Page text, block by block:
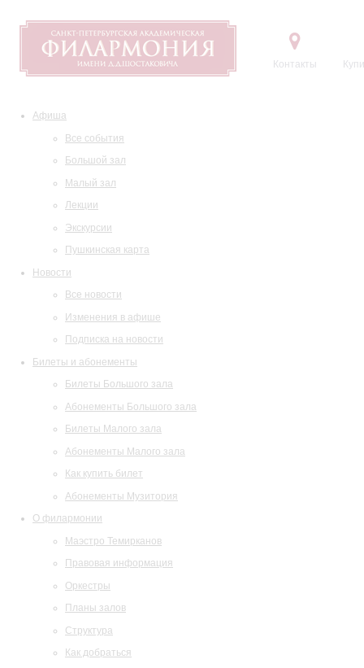
Контакты
Афиша
Все события
Большой зал
Малый зал
Лекции
Экскурсии
Пушкинская карта
Новости
Все новости
Изменения в афише
Подписка на новости
Билеты и абонементы
Билеты Большого зала
Абонементы Большого зала
Билеты Малого зала
Абонементы Малого зала
Как купить билет
Абонементы Музитория
О филармонии
Маэстро Темирканов
Правовая информация
Оркестры
Планы залов
Структура
Как добраться